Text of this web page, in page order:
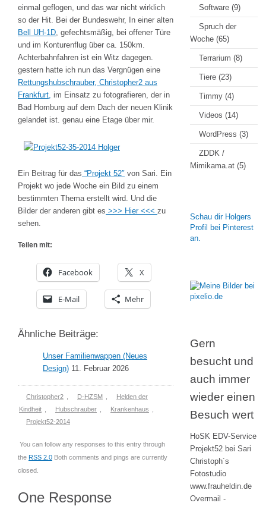
einmal geflogen, und das war nicht wirklich
so der Hit. Bei der Bundeswehr, In einer alten
Bell UH-1D, gefechtsmäßig, bei offener Türe
und im Konturenflug über ca. 150km.
Achterbahnfahren ist ein Witz dagegen.
gestern hatte ich nun das Vergnügen eine
Rettungshubschrauber, Christopher2 aus
Frankfurt, im Einsatz zu fotografieren, der in
Bad Homburg auf dem Dach der neuen Klinik
gelandet ist. genau eine Etage über mir.
Ein Beitrag für das “Projekt 52″ von Sari. Ein
Projekt wo jede Woche ein Bild zu einem
bestimmten Thema erstellt wird. Und die
Bilder der anderen gibt es >>> Hier <<< zu
sehen.
Teilen mit:
Facebook X
E-Mail Mehr
Ähnliche Beiträge:
Unser Familienwappen (Neues
Design) 11. Februar 2026
Christopher2 D-HZSM
Helden der
Kindheit
Hubschrauber Krankenhaus
Projekt52-2014
You can follow any responses to this entry through
the RSS 2.0 Both comments and pings are currently
closed.
One Response
Software (9)
Spruch der
Woche (65)
Terrarium (8)
Tiere (23)
Timmy (4)
Videos (14)
WordPress (3)
ZDDK /
Mimikama.at (5)
Schau dir Holgers
Profil bei Pinterest
an.
Gern
besucht und
auch immer
wieder einen
Besuch wert
HoSK EDV-Service
Projekt52 bei Sari
Christoph´s
Fotostudio
www.frauheldin.de
Overmail -